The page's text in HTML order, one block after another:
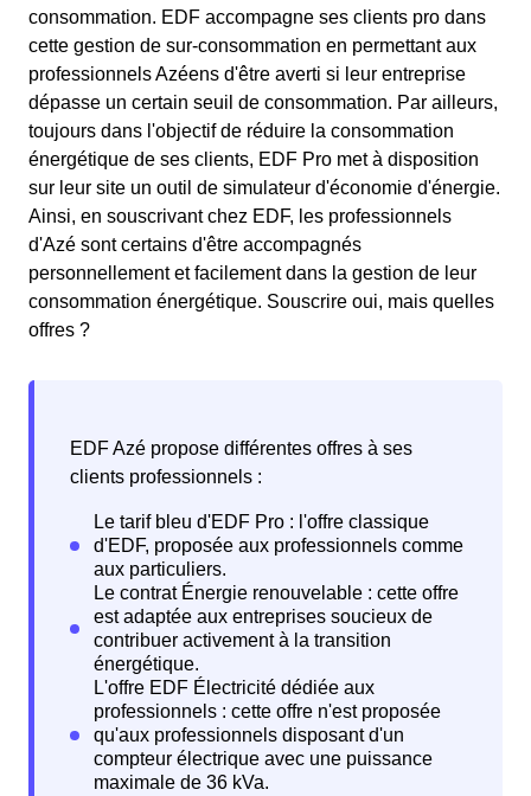
consommation. EDF accompagne ses clients pro dans
cette gestion de sur-consommation en permettant aux
professionnels Azéens d'être averti si leur entreprise
dépasse un certain seuil de consommation. Par ailleurs,
toujours dans l'objectif de réduire la consommation
énergétique de ses clients, EDF Pro met à disposition
sur leur site un outil de simulateur d'économie d'énergie.
Ainsi, en souscrivant chez EDF, les professionnels
d'Azé sont certains d'être accompagnés
personnellement et facilement dans la gestion de leur
consommation énergétique. Souscrire oui, mais quelles
offres ?
EDF Azé propose différentes offres à ses
clients professionnels :